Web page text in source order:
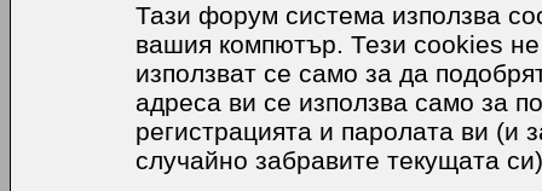
Тази форум система използва
вашия компютър. Тези cookies
използват се само за да
адреса ви се използва само за
регистрацията и паролата ви (и
случайно забравите текущата